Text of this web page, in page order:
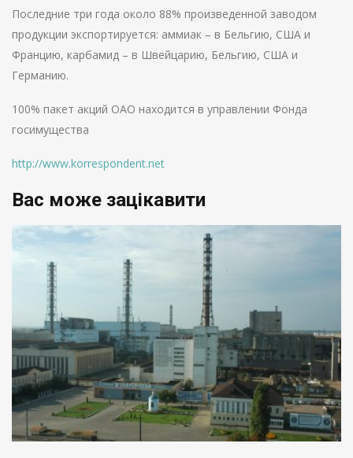
Последние три года около 88% произведенной заводом
продукции экспортируется: аммиак – в Бельгию, США и
Францию, карбамид – в Швейцарию, Бельгию, США и
Германию.
100% пакет акций ОАО находится в управлении Фонда
госимущества
http://www.korrespondent.net
Вас може зацікавити